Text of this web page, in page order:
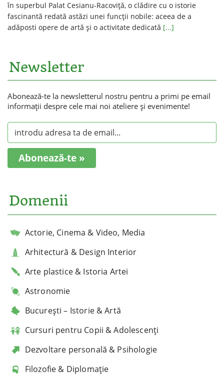
în superbul Palat Cesianu-Racoviţă, o clădire cu o istorie
fascinantă redată astăzi unei funcţii nobile: aceea de a
adăposti opere de artă şi o activitate dedicată [...]
Newsletter
Abonează-te la newsletterul nostru pentru a primi pe email
informaţii despre cele mai noi ateliere şi evenimente!
Abonează-te »
Domenii
Actorie, Cinema & Video, Media
Arhitectură & Design Interior
Arte plastice & Istoria Artei
Astronomie
București – Istorie & Artă
Cursuri pentru Copii & Adolescenți
Dezvoltare personală & Psihologie
Filozofie & Diplomație